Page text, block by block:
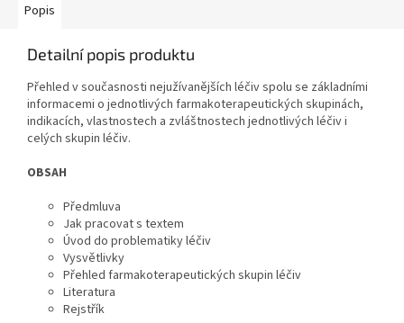
Popis
Detailní popis produktu
Přehled v současnosti nejužívanějších léčiv spolu se základními
informacemi o jednotlivých farmakoterapeutických skupinách,
indikacích, vlastnostech a zvláštnostech jednotlivých léčiv i
celých skupin léčiv.
OBSAH
Předmluva
Jak pracovat s textem
Úvod do problematiky léčiv
Vysvětlivky
Přehled farmakoterapeutických skupin léčiv
Literatura
Rejstřík